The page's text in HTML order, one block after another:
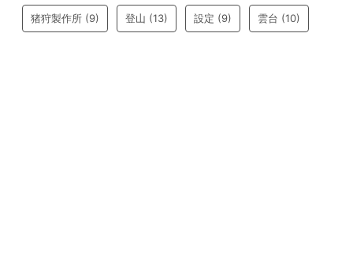
猪狩製作所 (9) 登山 (13) 設定 (9) 雲台 (10)